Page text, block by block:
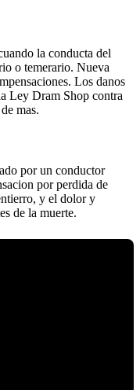
la conducta del
o temerario. Nueva
Los danos
Ley Dram Shop contra
mas.
por un conductor
por perdida de
y el dolor y
de la muerte.